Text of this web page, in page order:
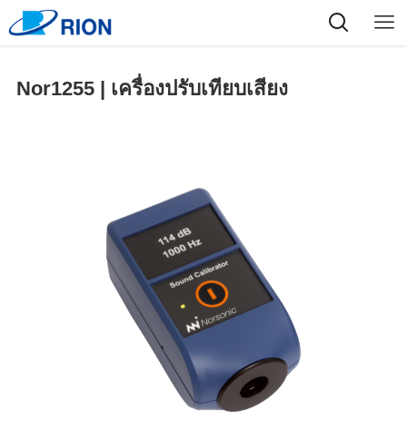
Nor1255 | เครื่องปรับเทียบเสียง